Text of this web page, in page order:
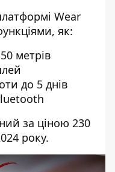
Wear
як:
метрів
до 5 днів
за ціною 230
року.